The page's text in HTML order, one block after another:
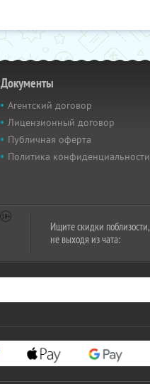
Документы
Агентский договор
Лицензионный договор
Публичная оферта
Политика конфиденциальности
Ищите скидки поблизости,
не выходя из чата: